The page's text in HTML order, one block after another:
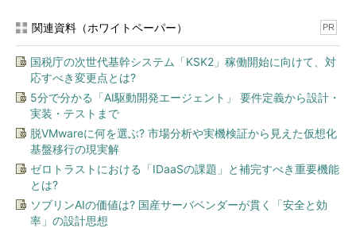
関連資料（ホワイトペーパー） PR
国税庁の次世代基幹システム「KSK2」稼働開始に向けて、対
応すべき変更点とは?
5分で分かる「AI駆動開発エージェント」 要件定義から設計・
実装・テストまで
脱VMwareに何を選ぶ? 市場分析や実機検証から見えた仮想化
基盤移行の現実解
ゼロトラストにおける「IDaaSの課題」と補完すべき重要機能
とは?
ソブリンAIの価値は? 国産サーバベンダーが貫く「安全と効
率」の設計思想